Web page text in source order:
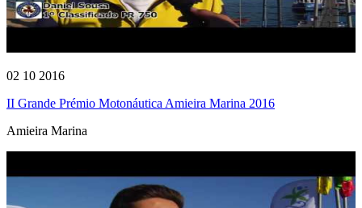
02 10 2016
II Grande Prémio Motonáutica Amieira Marina 2016
Amieira Marina